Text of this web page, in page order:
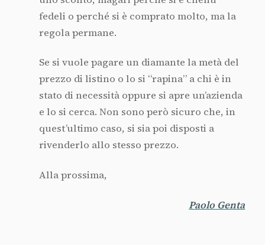
fedeli o perché si è comprato molto, ma la
regola permane.
Se si vuole pagare un diamante la metà del
prezzo di listino o lo si “rapina” a chi è in
stato di necessità oppure si apre un’azienda
e lo si cerca. Non sono però sicuro che, in
quest’ultimo caso, si sia poi disposti a
rivenderlo allo stesso prezzo.
Alla prossima,
Paolo Genta